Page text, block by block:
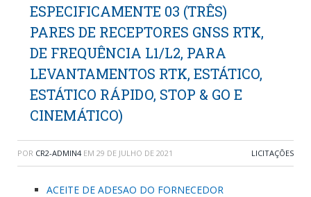
ESPECIFICAMENTE 03 (TRÊS)
PARES DE RECEPTORES GNSS RTK,
DE FREQUÊNCIA L1/L2, PARA
LEVANTAMENTOS RTK, ESTÁTICO,
ESTÁTICO RÁPIDO, STOP & GO E
CINEMÁTICO)
POR CR2-ADMIN4 EM 29 DE JULHO DE 2021 LICITAÇÕES
ACEITE DE ADESAO DO FORNECEDOR